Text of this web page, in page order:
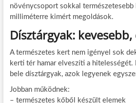
növénycsoport sokkal természetesebb
milliméterre kimért megoldások.
Dísztárgyak:
A természetes kert nem igényel sok
kerti tér hamar elveszíti a hitelességét.
bele dísztárgyak, azok legyenek
Jobban működnek:
– természetes kőből készült elemek